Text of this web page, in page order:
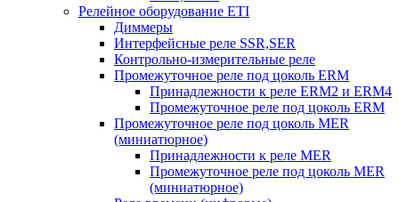
Релейное оборудование ETI
Диммеры
Интерфейсные реле SSR,SER
Контрольно-измерительные реле
Промежуточное реле под цоколь ERM
Принадлежности к реле ERM2 и ERM4
Промежуточное реле под цоколь ERM
Промежуточное реле под цоколь MER
(миниатюрное)
Принадлежности к реле MER
Промежуточное реле под цоколь MER
(миниатюрное)